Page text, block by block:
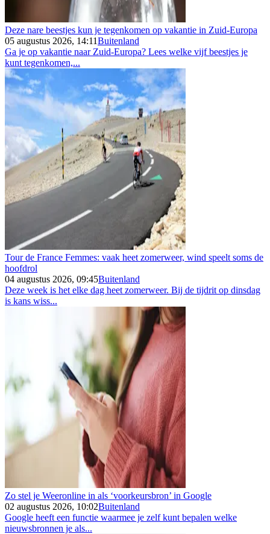
Deze nare beestjes kun je tegenkomen op vakantie in Zuid-Europa
05 augustus 2026, 14:11Buitenland
Ga je op vakantie naar Zuid-Europa? Lees welke vijf beestjes je
kunt tegenkomen,...
Tour de France Femmes: vaak heet zomerweer, wind speelt soms de
hoofdrol
04 augustus 2026, 09:45Buitenland
Deze week is het elke dag heet zomerweer. Bij de tijdrit op dinsdag
is kans wiss...
Zo stel je Weeronline in als ‘voorkeursbron’ in Google
02 augustus 2026, 10:02Buitenland
Google heeft een functie waarmee je zelf kunt bepalen welke
nieuwsbronnen je als...